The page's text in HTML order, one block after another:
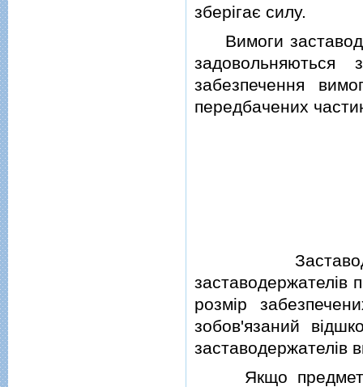
зберiгає силу.
Вимоги
забезпечення
передбачених
заставодержателiв
розмiр
зобов'язаний
заставодержателiв
Якщо